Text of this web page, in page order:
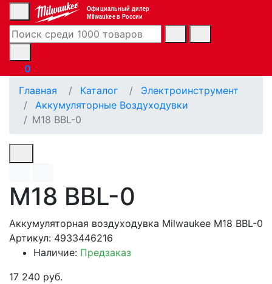
Официальный дилер
Milwaukee в России
0
Главная
Каталог
Электроинструмент
Аккумуляторные Воздуходувки
M18 BBL-0
M18 BBL-0
Аккумуляторная воздуходувка Milwaukee M18 BBL-0
Артикул: 4933446216
Наличие: Предзаказ
17 240 руб.